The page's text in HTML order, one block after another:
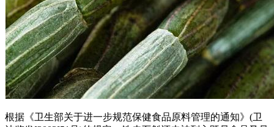
根据《卫生部关于进一步规范保健食品原料管理的通知》(卫